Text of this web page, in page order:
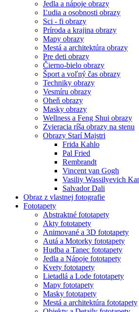
Jedla a nápoje obrazy
Ľudia a osobnosti obrazy
Sci - fi obrazy
Príroda a krajina obrazy
Mapy obrazy
Mestá a architektúra obrazy
Pre deti obrazy
Čierno-bielo obrazy
Šport a voľný čas obrazy
Techniky obrazy
Vesmíru obrazy
Oheň obrazy
Masky obrazy
Wellness a Feng Shui obrazy
Zvieracia ríša obrazy na stenu
Obrazy Starí Majstri
Frida Kahlo
Pal Fried
Rembrandt
Vincent van Gogh
Vasiliy Wassilyevich
Salvador Dali
Obraz z vlastnej fotografie
Fototapety
Abstraktné fototapety
Akty fototapety
Animované a 3D fototapety
Autá a Motorky fototapety
Hudba a Tanec fototapety
Jedla a Nápoje fototapety
Kvety fototapety
Lietadlá a Lode fototapety
Mapy fototapety
Masky fototapety
Mestá a architektúra fototapety